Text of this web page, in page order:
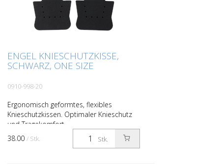
ENGEL KNIESCHUTZKISSE,
SCHWARZ, ONE SIZE
0910-998-20
Ergonomisch geformtes, flexibles
Knieschutzkissen. Optimaler Knieschutz
und Tragekomfort.
Stk.
38.00 / Stk.